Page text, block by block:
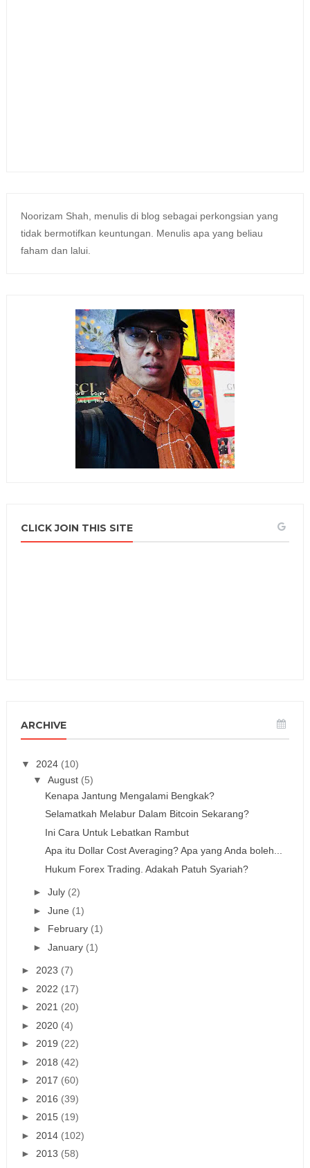
Noorizam Shah, menulis di blog sebagai perkongsian yang
tidak bermotifkan keuntungan. Menulis apa yang beliau
faham dan lalui.
CLICK JOIN THIS SITE
ARCHIVE
▼ 2024 (10)
▼ August (5)
Kenapa Jantung Mengalami Bengkak?
Selamatkah Melabur Dalam Bitcoin Sekarang?
Ini Cara Untuk Lebatkan Rambut
Apa itu Dollar Cost Averaging? Apa yang Anda boleh...
Hukum Forex Trading. Adakah Patuh Syariah?
► July (2)
► June (1)
► February (1)
► January (1)
► 2023 (7)
► 2022 (17)
► 2021 (20)
► 2020 (4)
► 2019 (22)
► 2018 (42)
► 2017 (60)
► 2016 (39)
► 2015 (19)
► 2014 (102)
► 2013 (58)